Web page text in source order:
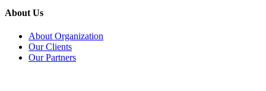
About Us
About Organization
Our Clients
Our Partners